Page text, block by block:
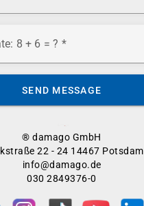
® damago GmbH
22 - 24 14467 Potsdam
info@damago.de
030 2849376-0
8 + 6 = ?
SEND MESSAGE